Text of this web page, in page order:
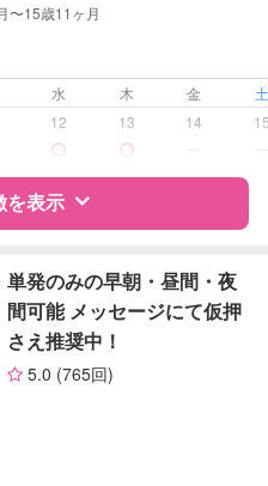
〜15歳11ヶ月
水 木 金
12 13 14
を表示
出済ベビーシッター
単発のみの早朝・昼間・夜
間可能 メッセージにて仮押
さえ推奨中！
5.0 (765回)